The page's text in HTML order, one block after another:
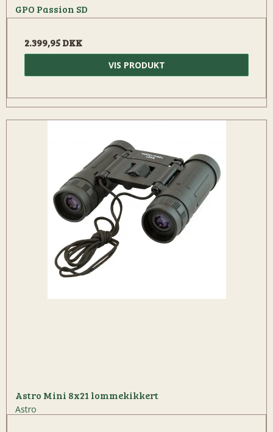
GPO Passion SD
2.399,95 DKK
VIS PRODUKT
Astro Mini 8x21 lommekikkert
Astro